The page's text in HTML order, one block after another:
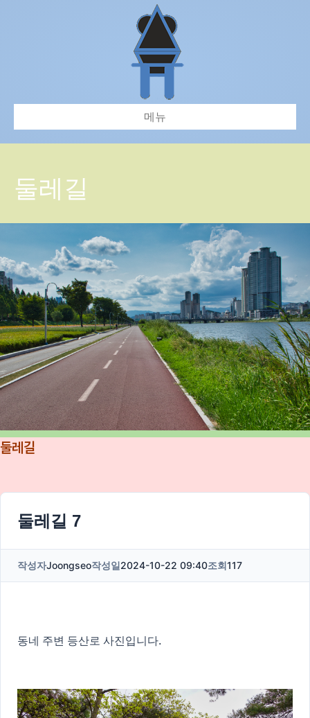
메뉴
둘레길
둘레길
둘레길 7
작성자Joongseo작성일2024-10-22 09:40조회117
동네 주변 등산로 사진입니다.